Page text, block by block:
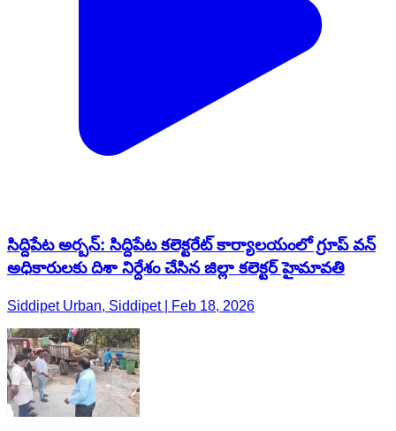
సిద్దిపేట అర్బన్: సిద్దిపేట కలెక్టరేట్ కార్యాలయంలో గ్రూప్ వన్
అధికారులకు దిశా నిర్దేశం చేసిన జిల్లా కలెక్టర్ హైమావతి
Siddipet Urban, Siddipet | Feb 18, 2026